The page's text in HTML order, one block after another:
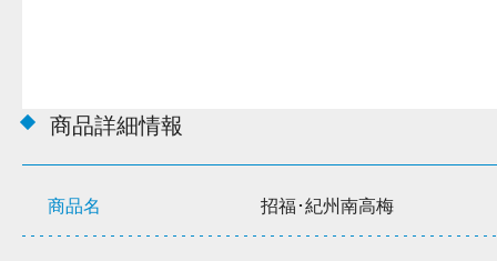
商品詳細情報
商品名 招福･紀州南高梅